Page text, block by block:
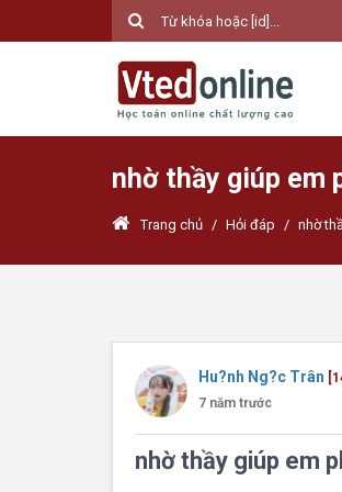
nhờ thầy giúp em
Trang chủ / Hỏi đáp / nhờ
Hu?nh Ng?c Trân
7 năm trước
nhờ thầy giúp em